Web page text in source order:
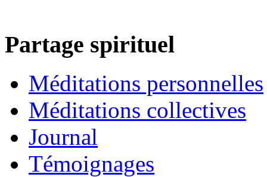
Partage spirituel
Méditations personnelles
Méditations collectives
Journal
Témoignages